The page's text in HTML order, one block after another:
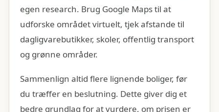
egen research. Brug Google Maps til at
udforske området virtuelt, tjek afstande til
dagligvarebutikker, skoler, offentlig transport
og grønne områder.
Sammenlign altid flere lignende boliger, før
du træffer en beslutning. Dette giver dig et
bedre grundlag for at vurdere, om prisen er